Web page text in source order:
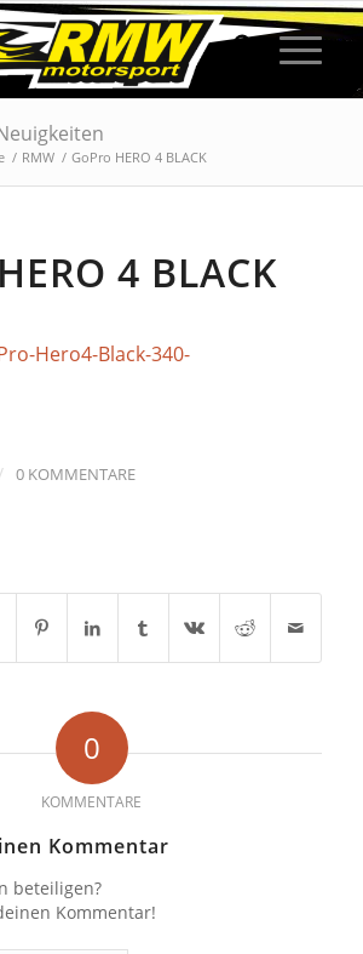
/ RMW / GoPro HERO 4 BLACK
4 BLACK
/ 0 KOMMENTARE
0
KOMMENTARE
Kommentar
beteiligen?
Kommentar!